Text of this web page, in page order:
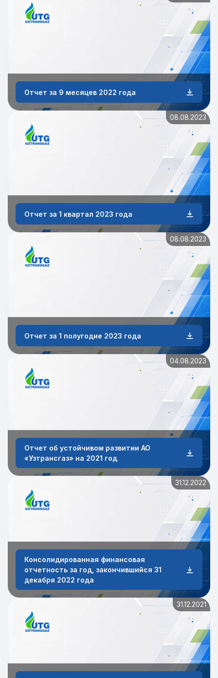
Отчет за 9 месяцев 2022 года
08.08.2023
Отчет за 1 квартал 2023 года
08.08.2023
Отчет за 1 полугодие 2023 года
04.08.2023
Отчет об устойчивом развитии АО
«Узтрансгаз» на 2021 год
31.12.2022
Консолидированная финансовая
отчетность за год, закончившийся 31
декабря 2022 года
31.12.2021